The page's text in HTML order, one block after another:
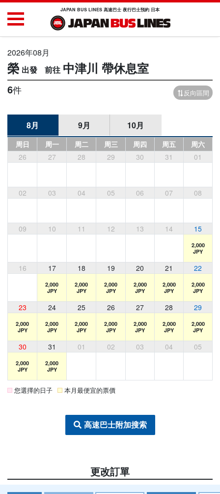
JAPAN BUS LINES 高速巴士 夜行巴士預約 日本
2026年08月
榮 中津川 帶休息室
6件 反向區間
8月 9月 10月
周日 周一 周二 周三 周四 周五
周六
26
27 28 29 30 31 01
02 03 04 05 06 07 08
09 10 11 12 13 14 15
2,000
JPY
16 17 18 19 20 21 22
2,000
JPY
2,000
JPY
2,000
JPY
2,000
JPY
2,000
JPY
2,000
JPY
23 24 25 26 27 28 29
2,000
JPY
2,000
JPY
2,000
JPY
2,000
JPY
2,000
JPY
2,000
JPY
2,000
JPY
30 31 01 02 03 04 05
2,000
JPY
2,000
JPY
您選擇的日子 本月最便宜的票價
高速巴士附加搜索
更改訂單